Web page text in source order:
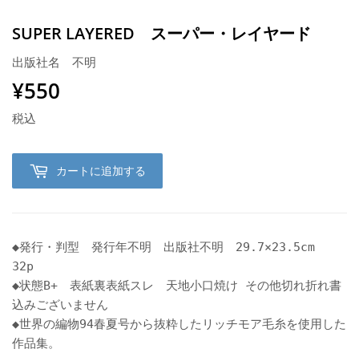
SUPER LAYERED スーパー・レイヤード
出版社名 不明
¥550
税込
カートに追加する
◆発行・判型 発行年不明 出版社不明 29.7×23.5cm
32p
◆状態B+ 表紙裏表紙スレ 天地小口焼け その他切れ折れ書
込みございません
◆世界の編物94春夏号から抜粋したリッチモア毛糸を使用した
作品集。